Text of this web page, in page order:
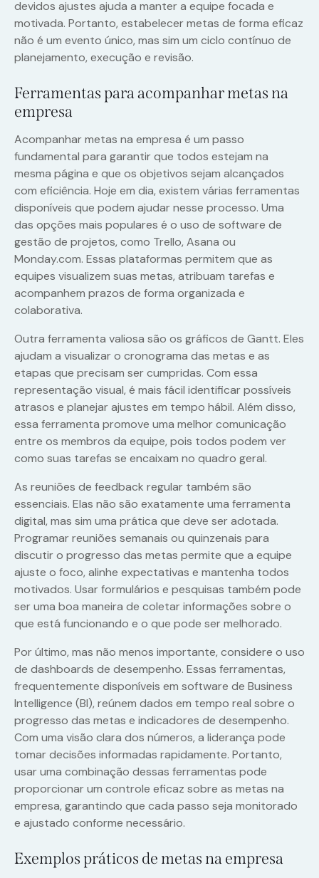
devidos ajustes ajuda a manter a equipe focada e
motivada. Portanto, estabelecer metas de forma eficaz
não é um evento único, mas sim um ciclo contínuo de
planejamento, execução e revisão.
Ferramentas para acompanhar metas na
empresa
Acompanhar metas na empresa é um passo
fundamental para garantir que todos estejam na
mesma página e que os objetivos sejam alcançados
com eficiência. Hoje em dia, existem várias ferramentas
disponíveis que podem ajudar nesse processo. Uma
das opções mais populares é o uso de software de
gestão de projetos, como Trello, Asana ou
Monday.com. Essas plataformas permitem que as
equipes visualizem suas metas, atribuam tarefas e
acompanhem prazos de forma organizada e
colaborativa.
Outra ferramenta valiosa são os gráficos de Gantt. Eles
ajudam a visualizar o cronograma das metas e as
etapas que precisam ser cumpridas. Com essa
representação visual, é mais fácil identificar possíveis
atrasos e planejar ajustes em tempo hábil. Além disso,
essa ferramenta promove uma melhor comunicação
entre os membros da equipe, pois todos podem ver
como suas tarefas se encaixam no quadro geral.
As reuniões de feedback regular também são
essenciais. Elas não são exatamente uma ferramenta
digital, mas sim uma prática que deve ser adotada.
Programar reuniões semanais ou quinzenais para
discutir o progresso das metas permite que a equipe
ajuste o foco, alinhe expectativas e mantenha todos
motivados. Usar formulários e pesquisas também pode
ser uma boa maneira de coletar informações sobre o
que está funcionando e o que pode ser melhorado.
Por último, mas não menos importante, considere o uso
de dashboards de desempenho. Essas ferramentas,
frequentemente disponíveis em software de Business
Intelligence (BI), reúnem dados em tempo real sobre o
progresso das metas e indicadores de desempenho.
Com uma visão clara dos números, a liderança pode
tomar decisões informadas rapidamente. Portanto,
usar uma combinação dessas ferramentas pode
proporcionar um controle eficaz sobre as metas na
empresa, garantindo que cada passo seja monitorado
e ajustado conforme necessário.
Exemplos práticos de metas na empresa